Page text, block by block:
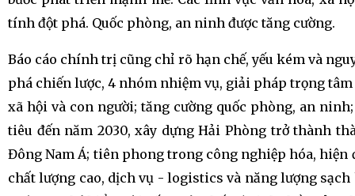
tính đột phá. Quốc phòng, an ninh được tăng cường.
Báo cáo chính trị cũng chỉ rõ hạn chế, yếu kém và
phá chiến lược, 4 nhóm nhiệm vụ, giải pháp trọng
xã hội và con người; tăng cường quốc phòng, an
tiêu đến năm 2030, xây dựng Hải Phòng trở thành
Đông Nam Á; tiên phong trong công nghiệp hóa,
chất lượng cao, dịch vụ - logistics và năng lượng